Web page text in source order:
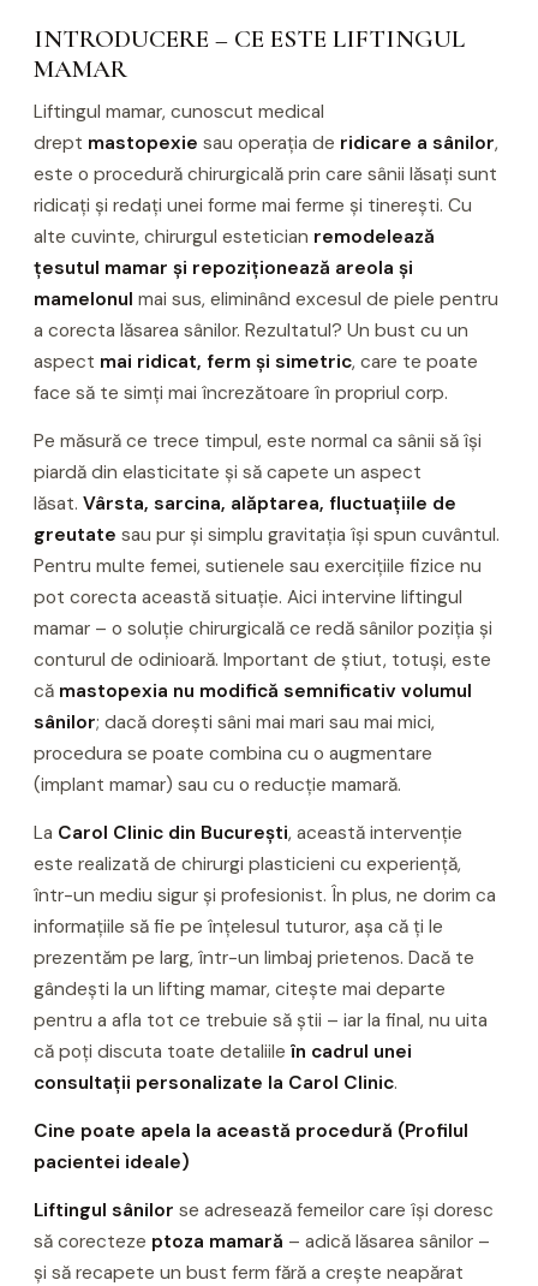
INTRODUCERE – CE ESTE LIFTINGUL
MAMAR
Liftingul mamar, cunoscut medical
drept mastopexie sau operația de ridicare a sânilor,
este o procedură chirurgicală prin care sânii lăsați sunt
ridicați și redați unei forme mai ferme și tinerești. Cu
alte cuvinte, chirurgul estetician remodelează
țesutul mamar și repoziționează areola și
mamelonul mai sus, eliminând excesul de piele pentru
a corecta lăsarea sânilor. Rezultatul? Un bust cu un
aspect mai ridicat, ferm și simetric, care te poate
face să te simți mai încrezătoare în propriul corp.
Pe măsură ce trece timpul, este normal ca sânii să își
piardă din elasticitate și să capete un aspect
lăsat. Vârsta, sarcina, alăptarea, fluctuațiile de
greutate sau pur și simplu gravitația își spun cuvântul.
Pentru multe femei, sutienele sau exercițiile fizice nu
pot corecta această situație. Aici intervine liftingul
mamar – o soluție chirurgicală ce redă sânilor poziția și
conturul de odinioară. Important de știut, totuși, este
că mastopexia nu modifică semnificativ volumul
sânilor; dacă dorești sâni mai mari sau mai mici,
procedura se poate combina cu o augmentare
(implant mamar) sau cu o reducție mamară.
La Carol Clinic din București, această intervenție
este realizată de chirurgi plasticieni cu experiență,
într-un mediu sigur și profesionist. În plus, ne dorim ca
informațiile să fie pe înțelesul tuturor, așa că ți le
prezentăm pe larg, într-un limbaj prietenos. Dacă te
gândești la un lifting mamar, citește mai departe
pentru a afla tot ce trebuie să știi – iar la final, nu uita
că poți discuta toate detaliile în cadrul unei
consultații personalizate la Carol Clinic.
Cine poate apela la această procedură (Profilul
pacientei ideale)
Liftingul sânilor se adresează femeilor care își doresc
să corecteze ptoza mamară – adică lăsarea sânilor –
și să recapete un bust ferm fără a crește neapărat